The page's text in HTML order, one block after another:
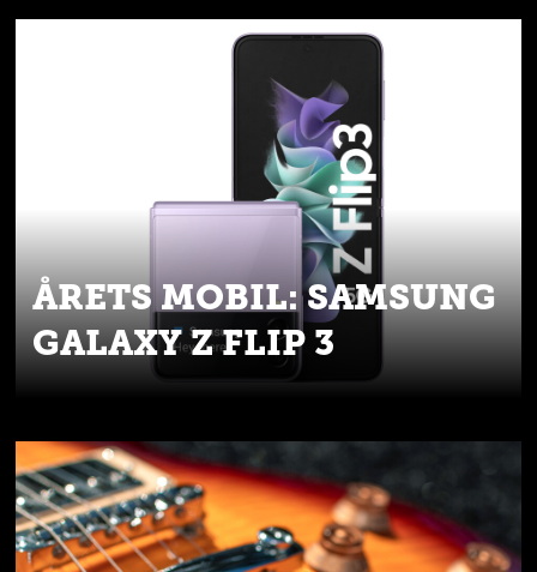
ÅRETS MOBIL: SAMSUNG
GALAXY Z FLIP 3